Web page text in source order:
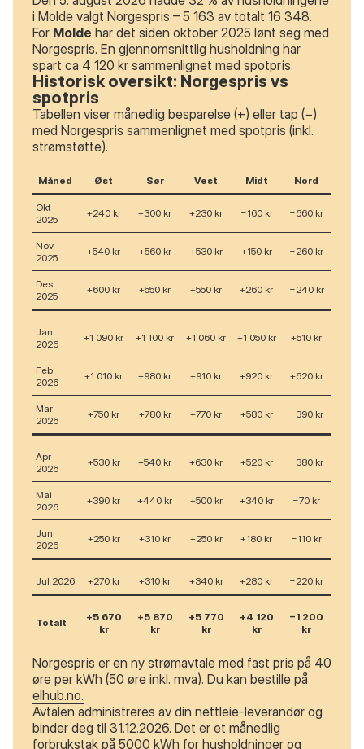
i Molde valgt Norgespris – 5 163 av totalt 16 348.
For Molde har det siden oktober 2025 lønt seg med
Norgespris. En gjennomsnittlig husholdning har
spart ca 4 120 kr sammenlignet med spotpris.
Historisk oversikt: Norgespris vs
spotpris
Tabellen viser månedlig besparelse (+) eller tap (−)
med Norgespris sammenlignet med spotpris (inkl.
strømstøtte).
Måned Øst Sør Vest Midt Nord
Okt
2025
+240 kr +300 kr +230 kr −160 kr −660 kr
Nov
2025
+540 kr +560 kr +530 kr +150 kr −260 kr
Des
2025
+600 kr +550 kr +550 kr +260 kr −240 kr
Jan
2026
+1 090 kr +1 100 kr +1 060 kr +1 050 kr +510 kr
Feb
2026
+1 010 kr +980 kr +910 kr +920 kr +620 kr
Mar
2026
+750 kr +780 kr +770 kr +580 kr −390 kr
Apr
2026
+530 kr +540 kr +630 kr +520 kr −380 kr
Mai
2026
+390 kr +440 kr +500 kr +340 kr −70 kr
Jun
2026
+250 kr +310 kr +250 kr +180 kr −110 kr
Jul 2026 +270 kr +310 kr +340 kr +280 kr −220 kr
Totalt
+5 670
kr
+5 870
kr
+5 770
kr
+4 120
kr
−1 200
kr
Norgespris er en ny strømavtale med fast pris på 40
øre per kWh (50 øre inkl. mva). Du kan bestille på
elhub.no.
Avtalen administreres av din nettleie-leverandør og
binder deg til 31.12.2026. Det er et månedlig
forbrukstak på 5000 kWh for husholdninger og